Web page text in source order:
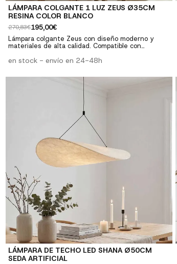
LÁMPARA COLGANTE 1 LUZ ZEUS Ø35CM
RESINA COLOR BLANCO
270,83€195,00€
Lámpara colgante Zeus con diseño moderno y
materiales de alta calidad. Compatible con
comedores y dormitorios. ✓ Diseño moderno: Estilo
Materiales resistentes y duraderos ✓ Fácil
en stock - envío en 24-48h
LÁMPARA DE TECHO LED SHANA Ø50CM
SEDA ARTIFICIAL